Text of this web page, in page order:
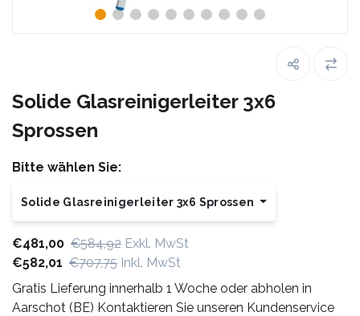
Solide Glasreinigerleiter 3x6
Sprossen
Bitte wählen Sie:
Solide Glasreinigerleiter 3x6 Sprossen
€481,00 €584,92 Exkl. MwSt
€582,01 €707,75 Inkl. MwSt
Gratis Lieferung innerhalb 1 Woche oder abholen in
Aarschot (BE) Kontaktieren Sie unseren Kundenservice